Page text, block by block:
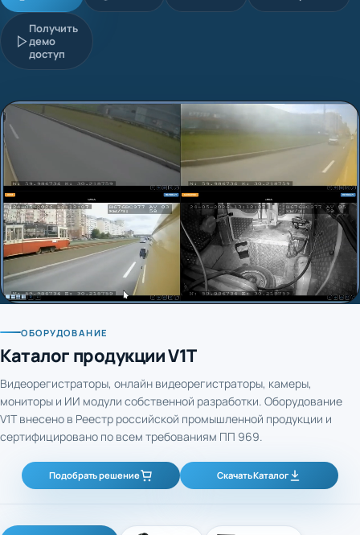
Получить
демо
доступ
Каталог продукции V1T
мониторы и ИИ модули собственной разработки. Оборудование
V1T внесено в Реестр российской промышленной продукции и
сертифицировано по всем требованиям ПП 969.
Подобрать решение Скачать Каталог